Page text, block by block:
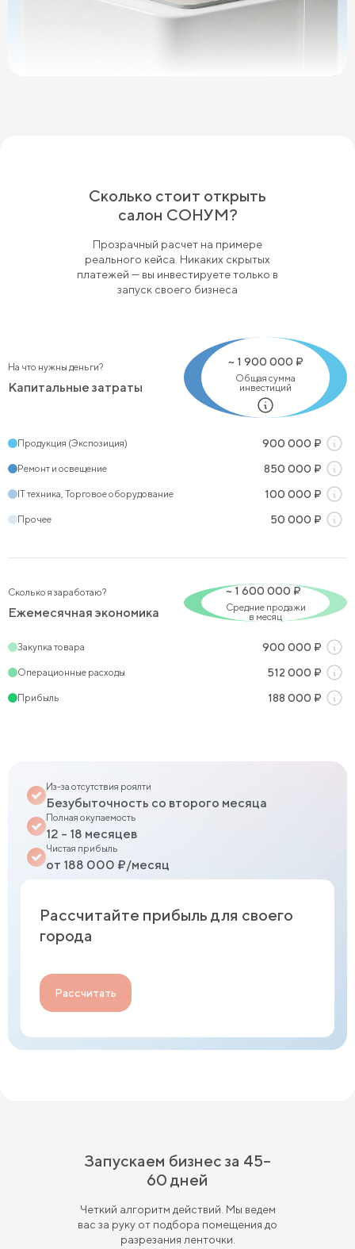
Сколько стоит открыть
салон СОНУМ?
Прозрачный расчет на примере
реального кейса. Никаких скрытых
платежей — вы инвестируете только в
запуск своего бизнеса
~ 1 900 000 ₽
Общая сумма
инвестиций
На что нужны деньги?
Капитальные затраты
Продукция (Экспозиция) 900 000 ₽
Ремонт и освещение 850 000 ₽
IT техника, Торговое оборудование 100 000 ₽
Прочее 50 000 ₽
~1 600 000 ₽
Средние продажи
в месяц
Сколько я заработаю?
Ежемесячная экономика
Закупка товара 900 000 ₽
Операционные расходы 512 000 ₽
Прибыль 188 000 ₽
Из-за отсутствия роялти
Безубыточность со второго месяца
Полная окупаемость
12 – 18 месяцев
Чистая прибыль
от 188 000 ₽/месяц
Рассчитайте прибыль для своего
города
Рассчитать
Запускаем бизнес за 45–
60 дней
Четкий алгоритм действий. Мы ведем
вас за руку от подбора помещения до
разрезания ленточки.